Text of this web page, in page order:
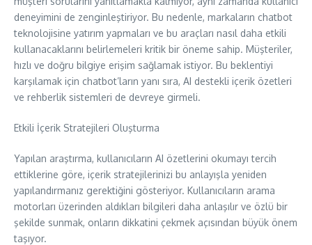
deneyimini de zenginleştiriyor. Bu nedenle, markaların chatbot
teknolojisine yatırım yapmaları ve bu araçları nasıl daha etkili
kullanacaklarını belirlemeleri kritik bir öneme sahip. Müşteriler,
hızlı ve doğru bilgiye erişim sağlamak istiyor. Bu beklentiyi
karşılamak için chatbot’ların yanı sıra, AI destekli içerik özetleri
ve rehberlik sistemleri de devreye girmeli.
Etkili İçerik Stratejileri Oluşturma
Yapılan araştırma, kullanıcıların AI özetlerini okumayı tercih
ettiklerine göre, içerik stratejilerinizi bu anlayışla yeniden
yapılandırmanız gerektiğini gösteriyor. Kullanıcıların arama
motorları üzerinden aldıkları bilgileri daha anlaşılır ve özlü bir
şekilde sunmak, onların dikkatini çekmek açısından büyük önem
taşıyor.